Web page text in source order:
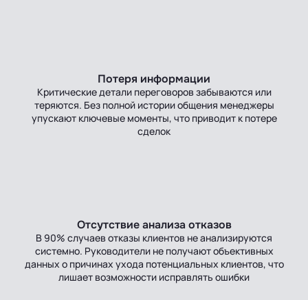
Потеря информации
Критические детали переговоров забываются или
теряются. Без полной истории общения менеджеры
упускают ключевые моменты, что приводит к потере
сделок
Отсутствие анализа отказов
В 90% случаев отказы клиентов не анализируются
системно. Руководители не получают объективных
данных о причинах ухода потенциальных клиентов, что
лишает возможности исправлять ошибки